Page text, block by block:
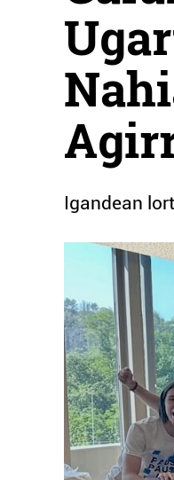
Igandean